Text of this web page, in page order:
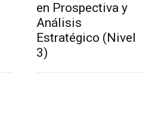
en Prospectiva y
Análisis
Estratégico (Nivel
3)